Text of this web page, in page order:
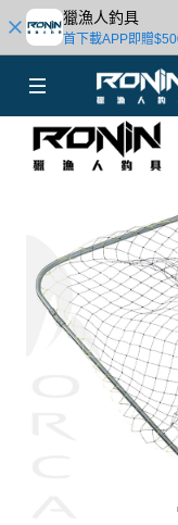
獵漁人釣具
首下載APP即贈